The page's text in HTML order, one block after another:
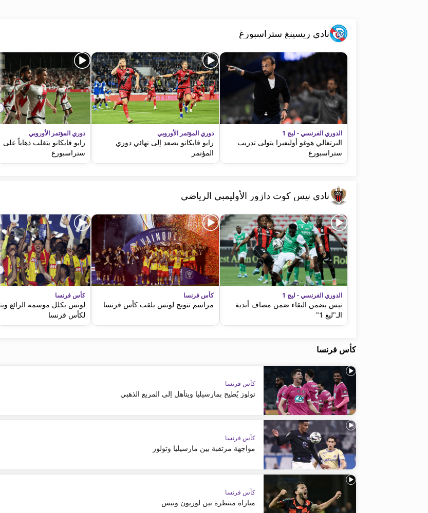
نادي ريسينغ ستراسبورغ
الدوري الفرنسي - ليج 1
البرتغالي هوغو أوليفيرا يتولى تدريب
ستراسبورغ
دوري المؤتمر الأوروبي
رايو فايكانو يصعد إلى نهائي دوري
المؤتمر
دوري المؤتمر الأوروبي
رايو فايكانو يتغلب ذهاباً على
ستراسبورغ
نادي نيس كوت دازور الأوليمبي الرياضي
الدوري الفرنسي - ليج 1
نيس يضمن البقاء ضمن مصاف أندية
الـ"ليغ 1"
كأس فرنسا
مراسم تتويج لونس بلقب كأس فرنسا
كأس فرنسا
لونس يكلل موسمه الرائع
لكأس فرنسا
كأس فرنسا
كأس فرنسا
تولوز يُطيح بمارسيليا ويتأهل إلى المربع الذهبي
كأس فرنسا
مواجهة مرتقبة بين مارسيليا وتولوز
كأس فرنسا
مباراة منتظرة بين لوريون ونيس